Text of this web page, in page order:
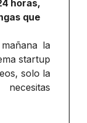
horas,
que
la
startup
solo la